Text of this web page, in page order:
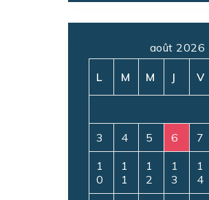
août 2026
L M M J V
3 4 5 6 7
1
0
1
1
1
2
1
3
1
4